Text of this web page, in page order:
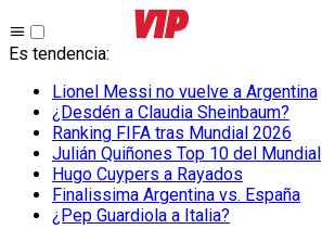
Es tendencia:
Lionel Messi no vuelve a Argentina
¿Desdén a Claudia Sheinbaum?
Ranking FIFA tras Mundial 2026
Julián Quiñones Top 10 del Mundial
Hugo Cuypers a Rayados
Finalissima Argentina vs. España
¿Pep Guardiola a Italia?